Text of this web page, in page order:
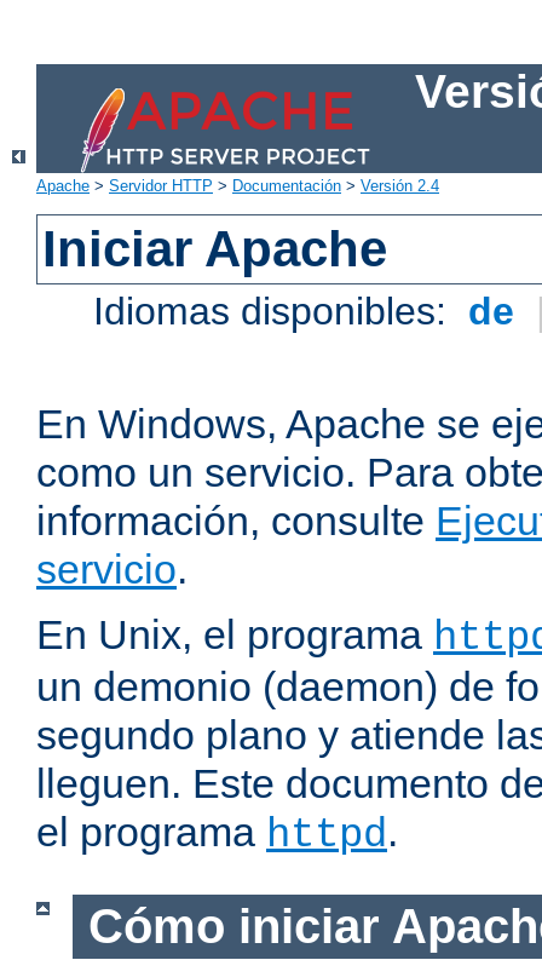
Apache > Servidor HTTP > Documentación > Versión 2.4
Iniciar Apache
Idiomas disponibles: de
En Windows, Apache se
como un servicio. Para
información, consulte
servicio.
En Unix, el programa
un demonio (daemon) de
segundo plano y atiende
lleguen. Este documento
el programa httpd.
Cómo iniciar